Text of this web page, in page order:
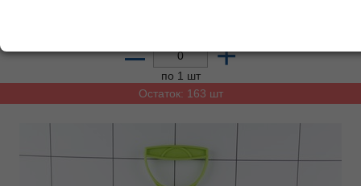
– +
по 1 шт
Остаток: 163 шт